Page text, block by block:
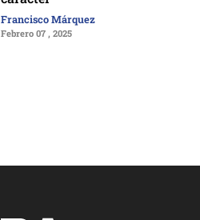
Francisco Márquez
Febrero 07 , 2025